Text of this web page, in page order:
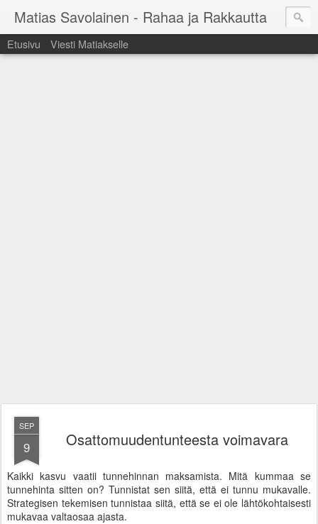
Matias Savolainen - Rahaa ja Rakkautta
Etusivu Viesti Matiakselle
SEP
9 Osattomuudentunteesta voimavara
Kaikki kasvu vaatii tunnehinnan maksamista. Mitä kummaa se
tunnehinta sitten on? Tunnistat sen siitä, että ei tunnu mukavalle.
Strategisen tekemisen tunnistaa siitä, että se ei ole lähtökohtaisesti
mukavaa valtaosaa ajasta.